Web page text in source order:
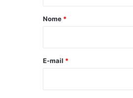
r
*
Nome *
E-mail *